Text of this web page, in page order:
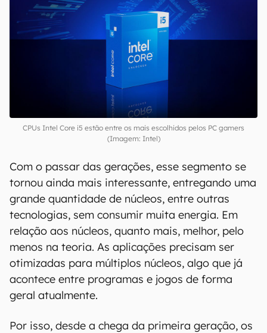
CPUs Intel Core i5 estão entre os mais escolhidos pelos PC gamers
(Imagem: Intel)
Com o passar das gerações, esse segmento se
tornou ainda mais interessante, entregando uma
grande quantidade de núcleos, entre outras
tecnologias, sem consumir muita energia. Em
relação aos núcleos, quanto mais, melhor, pelo
menos na teoria. As aplicações precisam ser
otimizadas para múltiplos núcleos, algo que já
acontece entre programas e jogos de forma
geral atualmente.
Por isso, desde a chega da primeira geração, os